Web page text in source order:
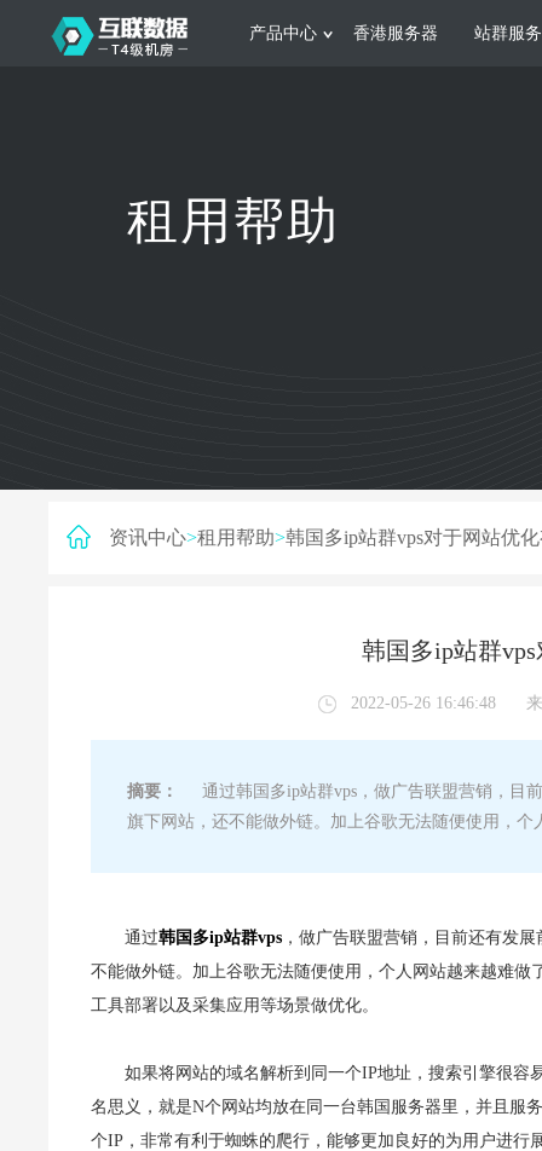
产品中心
日本服务器 新加坡服务器
香港服务器 站群服
根据不同规模的网站提供可定制化的架
构和 一站式协助租用帮助
资讯中心>租用帮助>韩国多ip站群vps对于网站优
韩国多ip站群
2022-05-26 16:46:48
摘要：
通过韩国多ip站群vps，做广告联盟营销，目
旗下网站，还不能做外链。加上谷歌无法随便使用，
通过韩国多ip站群vps ，做广告联盟营销，目前还有发
不能做外链。加上谷歌无法随便使用，个人网站越来越难做
工具部署以及采集应用等场景做优化。
如果将网站的域名解析到同一个IP地址，搜索引擎很容
名思义，就是N个网站均放在同一台韩国服务器里，并且服
个IP，非常有利于蜘蛛的爬行，能够更加良好的为用户进行